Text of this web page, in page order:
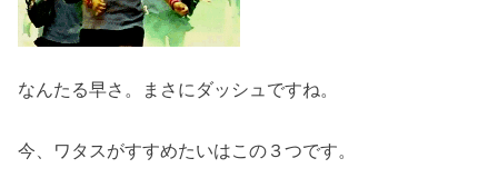
なんたる早さ。まさにダッシュですね。
今、ワタスがすすめたいはこの３つです。